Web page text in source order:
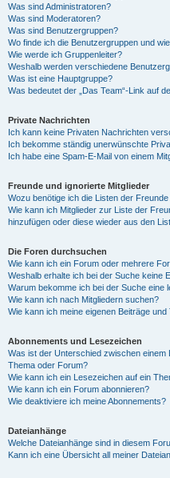
Was sind Administratoren?
Was sind Moderatoren?
Was sind Benutzergruppen?
Wo finde ich die Benutzergruppen und
Wie werde ich Gruppenleiter?
Weshalb werden verschiedene
Was ist eine Hauptgruppe?
Was bedeutet der „Das Team“-Link auf
Private Nachrichten
Ich kann keine Privaten Nachrichten
Ich bekomme ständig unerwünschte
Ich habe eine Spam-E-Mail von einem
Freunde und ignorierte Mitglieder
Wozu benötige ich die Listen der
Wie kann ich Mitglieder zur Liste der
hinzufügen oder diese wieder aus den
Die Foren durchsuchen
Wie kann ich ein Forum oder mehrere
Weshalb erhalte ich bei der Suche keine
Warum bekomme ich bei der Suche eine
Wie kann ich nach Mitgliedern suchen?
Wie kann ich meine eigenen Beiträge und
Abonnements und Lesezeichen
Was ist der Unterschied zwischen einem
Thema oder Forum?
Wie kann ich ein Lesezeichen auf ein
Wie kann ich ein Forum abonnieren?
Wie deaktiviere ich meine Abonnements?
Dateianhänge
Welche Dateianhänge sind in diesem
Kann ich eine Übersicht all meiner